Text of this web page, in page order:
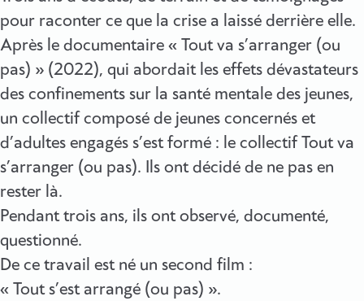
pour raconter ce que la crise a laissé derrière elle.
Après le documentaire « Tout va s’arranger (ou
pas) » (2022), qui abordait les effets dévastateurs
des confinements sur la santé mentale des jeunes,
un collectif composé de jeunes concernés et
d’adultes engagés s’est formé : le collectif Tout va
s’arranger (ou pas). Ils ont décidé de ne pas en
rester là.
Pendant trois ans, ils ont observé, documenté,
questionné.
De ce travail est né un second film :
« Tout s’est arrangé (ou pas) ».